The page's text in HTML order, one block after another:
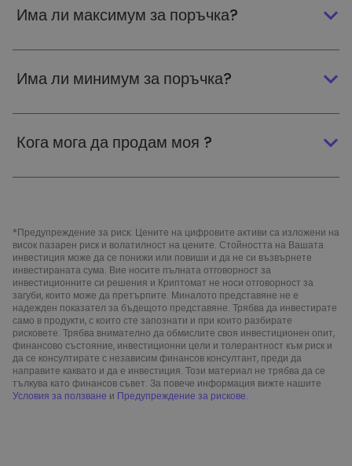
Има ли максимум за поръчка?
Има ли минимум за поръчка?
Кога мога да продам моя ?
*Предупреждение за риск: Цените на цифровите активи са изложени на
висок пазарен риск и волатилност на цените. Стойността на Вашата
инвестиция може да се понижи или повиши и да не си възвърнете
инвестираната сума. Вие носите пълната отговорност за
инвестиционните си решения и Криптомат не носи отговорност за
загуби, които може да претърпите. Миналото представяне не е
надежден показател за бъдещото представяне. Трябва да инвестирате
само в продукти, с които сте запознати и при които разбирате
рисковете. Трябва внимателно да обмислите своя инвестиционен опит,
финансово състояние, инвестиционни цели и толерантност към риск и
да се консултирате с независим финансов консултант, преди да
направите каквато и да е инвестиция. Този материал не трябва да се
тълкува като финансов съвет. За повече информация вижте нашите
Условия за ползване и Предупреждение за рискове.